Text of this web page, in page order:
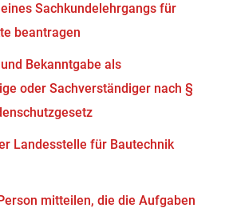
Sachkundelehrgangs für
beantragen
Bekanntgabe als
oder Sachverständiger nach §
Landesstelle für Bautechnik
mitteilen, die die Aufgaben